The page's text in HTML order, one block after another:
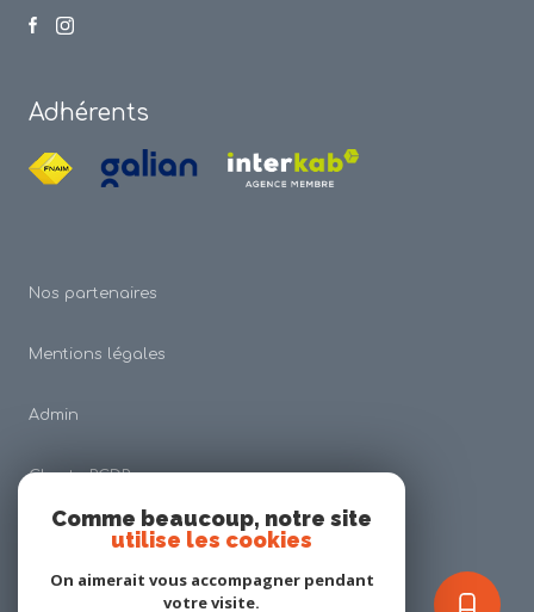
Adhérents
Nos partenaires
Mentions légales
Admin
Charte RGDP
Nos honoraires
Comme beaucoup, notre site
utilise les cookies
On aimerait vous accompagner pendant
votre visite.